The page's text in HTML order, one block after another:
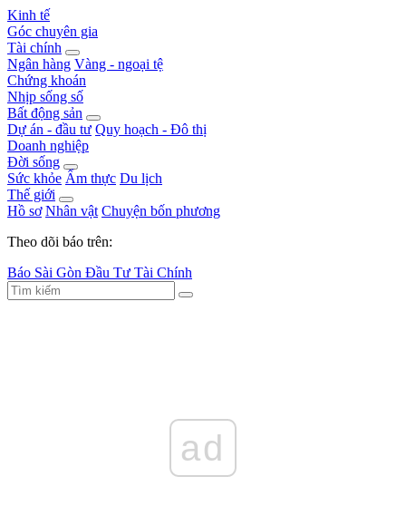
Kinh tế
Góc chuyên gia
Tài chính
Ngân hàng Vàng - ngoại tệ
Chứng khoán
Nhịp sống số
Bất động sản
Dự án - đầu tư Quy hoạch - Đô thị
Doanh nghiệp
Đời sống
Sức khỏe Ẩm thực Du lịch
Thế giới
Hồ sơ Nhân vật Chuyện bốn phương
Theo dõi báo trên:
Báo Sài Gòn Đầu Tư Tài Chính
ad